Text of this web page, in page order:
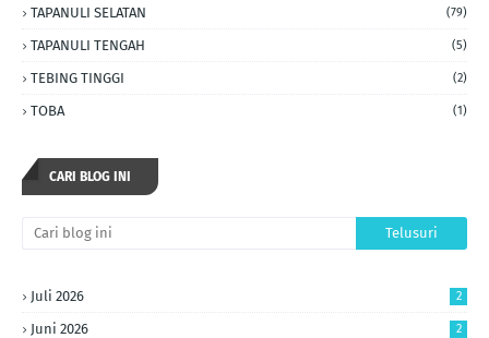
TAPANULI SELATAN (79)
TAPANULI TENGAH (5)
TEBING TINGGI (2)
TOBA (1)
CARI BLOG INI
Juli 2026 2
Juni 2026 2